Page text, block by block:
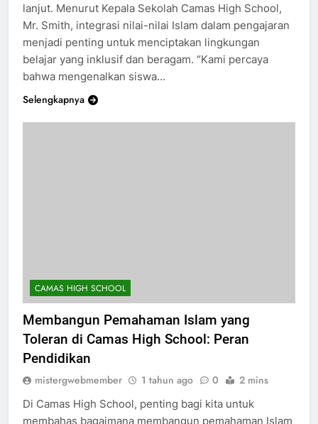
lanjut. Menurut Kepala Sekolah Camas High School,
Mr. Smith, integrasi nilai-nilai Islam dalam pengajaran
menjadi penting untuk menciptakan lingkungan
belajar yang inklusif dan beragam. “Kami percaya
bahwa mengenalkan siswa…
Selengkapnya
CAMAS HIGH SCHOOL
Membangun Pemahaman Islam yang
Toleran di Camas High School: Peran
Pendidikan
mistergwebmember 1 tahun ago 0 2 mins
Di Camas High School, penting bagi kita untuk
membahas bagaimana membangun pemahaman Islam